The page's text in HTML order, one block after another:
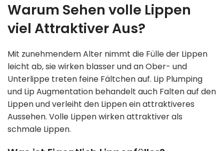
Warum Sehen volle Lippen
viel Attraktiver Aus?
Mit zunehmendem Alter nimmt die Fülle der Lippen
leicht ab, sie wirken blasser und an Ober- und
Unterlippe treten feine Fältchen auf. Lip Plumping
und Lip Augmentation behandelt auch Falten auf den
Lippen und verleiht den Lippen ein attraktiveres
Aussehen. Volle Lippen wirken attraktiver als
schmale Lippen.